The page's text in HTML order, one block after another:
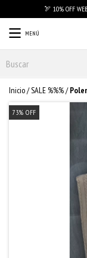
🏹 10% OFF
MENÚ
Inicio/SALE %%%/
73% OFF